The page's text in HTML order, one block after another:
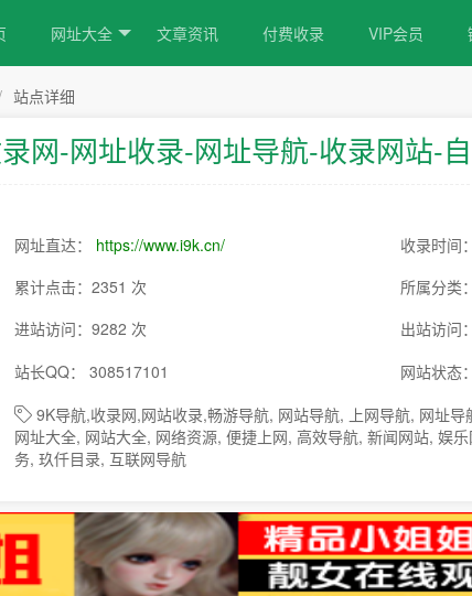
网址大全 文章资讯 付费收录 VIP会员
站点详细
网-网址收录-网址导航-收录网站-
网址直达： https://www.i9k.cn/
收录时间
累计点击：2351 次
所属分类
进站访问：9282 次
出站访问
站长QQ： 308517101
网站状态
9K导航,收录网,网站收录,畅游导航, 网站导航, 上网导航, 网址
网址大全, 网站大全, 网络资源, 便捷上网, 高效导航, 新闻网站, 娱
务, 玖仟目录, 互联网导航